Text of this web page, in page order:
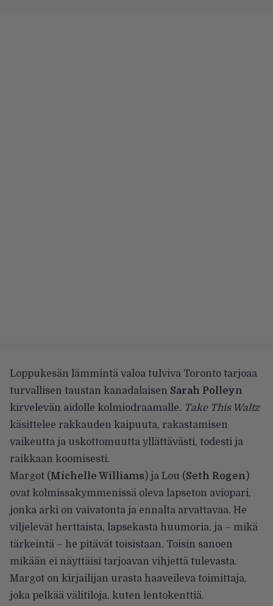
Loppukesän lämmintä valoa tulviva Toronto tarjoaa
turvallisen taustan kanadalaisen Sarah Polleyn
kirvelevän aidolle kolmiodraamalle. Take This Waltz
käsittelee rakkauden kaipuuta, rakastamisen
vaikeutta ja uskottomuutta yllättävästi, todesti ja
raikkaan koomisesti.
Margot (Michelle Williams) ja Lou (Seth Rogen )
ovat kolmissakymmenissä oleva lapseton aviopari,
jonka arki on vaivatonta ja ennalta arvattavaa. He
viljelevät herttaista, lapsekasta huumoria, ja – mikä
tärkeintä – he pitävät toisistaan. Toisin sanoen
mikään ei näyttäisi tarjoavan vihjettä tulevasta.
Margot on kirjailijan urasta haaveileva toimittaja,
joka pelkää välitiloja, kuten lentokenttiä.